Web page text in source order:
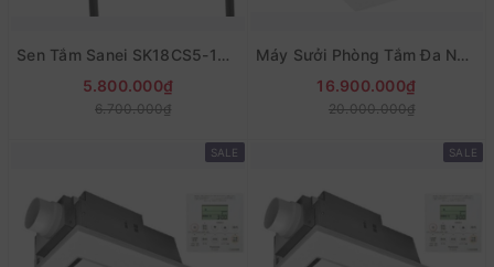
Sen Tắm Sanei SK18CS5-13 Nội Địa Nhật
5.800.000₫
6.700.000₫
Máy Sưởi Phòng Tắm Đa Năng Mitsubishi V-241BZ Âm Trần
16.900.000₫
20.000.000₫
SALE SALE